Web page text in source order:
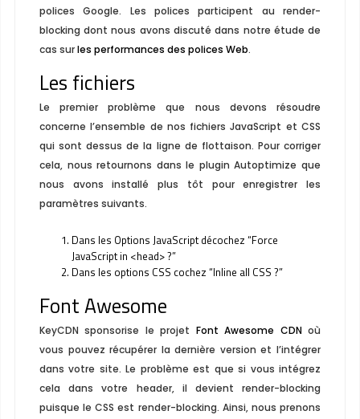
polices Google. Les polices participent au render-
blocking dont nous avons discuté dans notre étude de
cas surles performances des polices Web.
Les fichiers
Le premier problème que nous devons résoudre
concerne l’ensemble de nos fichiers JavaScript et CSS
qui sont dessus de la ligne de flottaison. Pour corriger
cela, nous retournons dans le plugin Autoptimize que
nous avons installé plus tôt pour enregistrer les
paramètres suivants.
Dans les Options JavaScript décochez “Force
JavaScript in <head> ?”
Dans les options CSS cochez “Inline all CSS ?”
Font Awesome
KeyCDN sponsorise le projet Font Awesome CDNoù
vous pouvez récupérer la dernière version et l’intégrer
dans votre site. Le problème est que si vous intégrez
cela dans votre header, il devient render-blocking
puisque le CSS est render-blocking. Ainsi, nous prenons